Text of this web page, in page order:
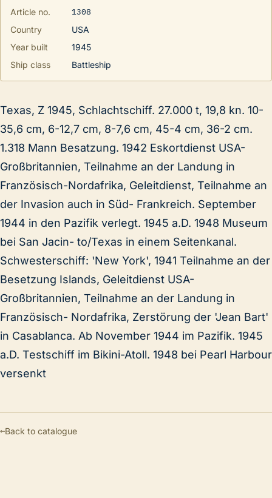
Article no.
1308
Country
USA
Year built
1945
Ship class
Battleship
Texas, Z 1945, Schlachtschiff. 27.000 t, 19,8 kn. 10-
35,6 cm, 6-12,7 cm, 8-7,6 cm, 45-4 cm, 36-2 cm.
1.318 Mann Besatzung. 1942 Eskortdienst USA-
Großbritannien, Teilnahme an der Landung in
Französisch-Nordafrika, Geleitdienst, Teilnahme an
der Invasion auch in Süd- Frankreich. September
1944 in den Pazifik verlegt. 1945 a.D. 1948 Museum
bei San Jacin- to/Texas in einem Seitenkanal.
Schwesterschiff: 'New York', 1941 Teilnahme an der
Besetzung Islands, Geleitdienst USA-
Großbritannien, Teilnahme an der Landung in
Französisch- Nordafrika, Zerstörung der 'Jean Bart'
in Casablanca. Ab November 1944 im Pazifik. 1945
a.D. Testschiff im Bikini-Atoll. 1948 bei Pearl Harbour
versenkt
←Back to catalogue